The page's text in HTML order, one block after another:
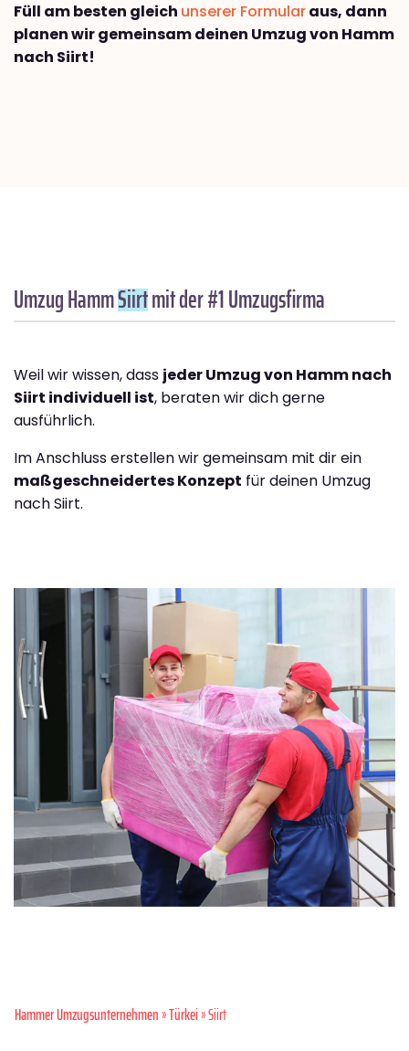
Füll am besten gleich unserer Formularaus, dann
planen wir gemeinsam deinen Umzug von Hamm
nach Siirt!
Umzug HammSiirtmit der #1 Umzugsfirma
Weil wir wissen, dass jeder Umzug von Hamm nach
Siirt individuell ist, beraten wir dich gerne
ausführlich.
Im Anschluss erstellen wir gemeinsam mit dir ein
maßgeschneidertes Konzept für deinen Umzug
nach Siirt.
Hammer Umzugsunternehmen»Türkei» Siirt